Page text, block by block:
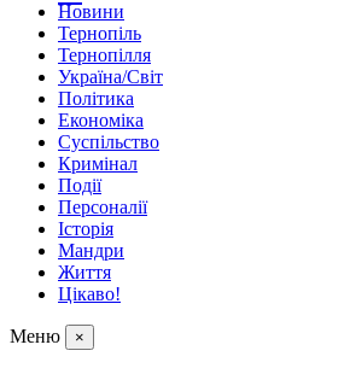
Новини
Тернопіль
Тернопілля
Україна/Світ
Політика
Економіка
Суспільство
Кримінал
Події
Персоналії
Історія
Мандри
Життя
Цікаво!
Меню ×